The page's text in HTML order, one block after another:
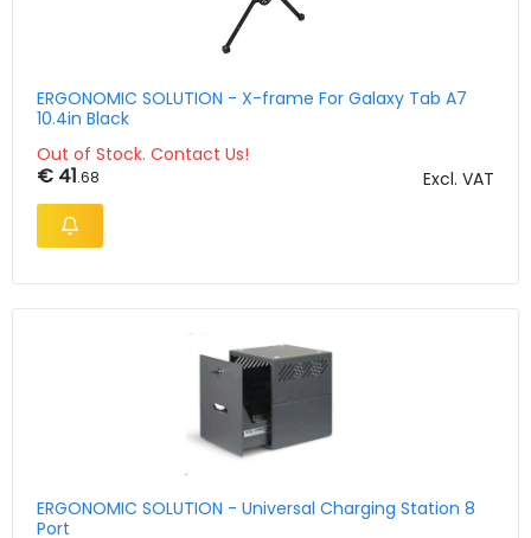
ERGONOMIC SOLUTION - X-frame For Galaxy Tab A7
10.4in Black
Out of Stock. Contact Us!
€ 41.68 Excl. VAT
ERGONOMIC SOLUTION - Universal Charging Station 8
Port